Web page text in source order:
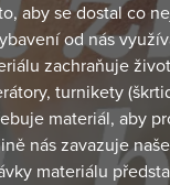
aby se dostal co
od nás
zachraňuje
turnikety
materiál, aby
nás zavazuje
materiálu